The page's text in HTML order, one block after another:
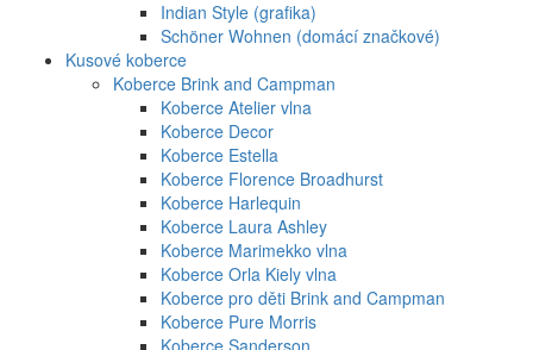
Indian Style (grafika)
Schöner Wohnen (domácí značkové)
Kusové koberce
Koberce Brink and Campman
Koberce Atelier vlna
Koberce Decor
Koberce Estella
Koberce Florence Broadhurst
Koberce Harlequin
Koberce Laura Ashley
Koberce Marimekko vlna
Koberce Orla Kiely vlna
Koberce pro děti Brink and Campman
Koberce Pure Morris